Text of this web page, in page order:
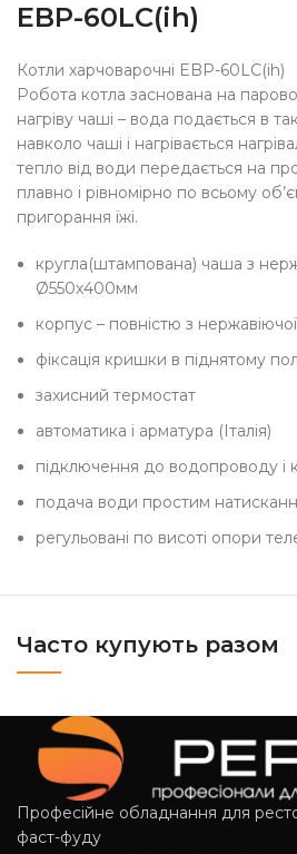
EBP-60LC(ih)
Котли харчоварочні EBP-60LC(ih)
Робота котла заснована на
нагріву чаші – вода подається в
навколо чаші і нагрівається
тепло від води передається на
плавно і рівномірно по всьому
пригорання їжі.
кругла(штампована) чаша з
Ø550х400мм
корпус – повністю з нержавіючої
фіксація кришки в піднятому
захисний термостат
автоматика і арматура (Італія)
підключення до водопроводу і
подача води простим
регульовані по висоті опори
Часто купують разом
Професійне обладнання для
фаст-фуду